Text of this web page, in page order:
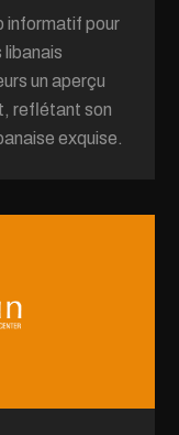
informatif pour
libanais
un aperçu
reflétant son
exquise.